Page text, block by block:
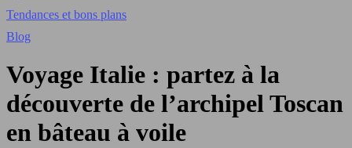
Tendances et bons plans
Blog
Voyage Italie : partez à la
découverte de l’archipel Toscan
en bâteau à voile